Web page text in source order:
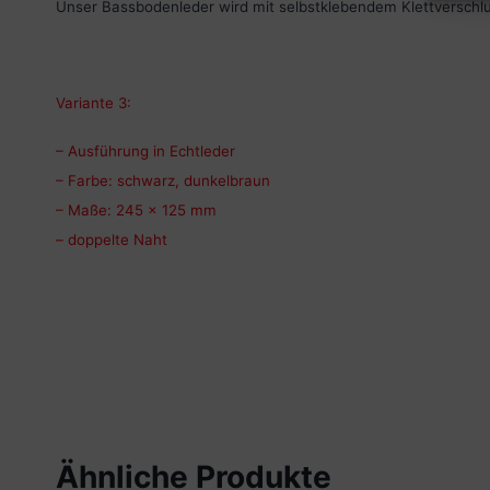
Unser Bassbodenleder wird mit selbstklebendem
Variante 3:
– Ausführung in Echtleder
– Farbe: schwarz, dunkelbraun
– Maße: 245 x 125 mm
– doppelte Naht
Ähnliche Produkte